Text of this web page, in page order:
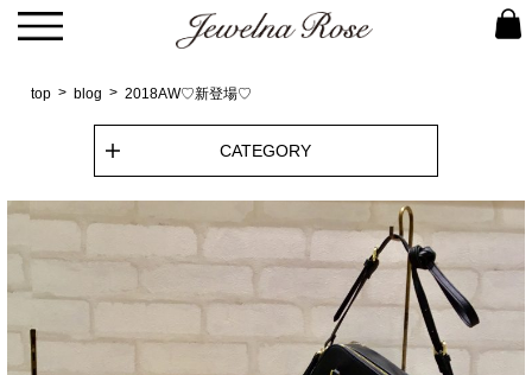
top blog 2018AW♡新登場♡
CATEGORY